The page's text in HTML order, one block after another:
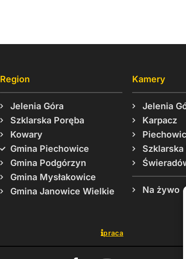
Region
Jelenia Góra
Szklarska Poręba
Kowary
Gmina Piechowice
Gmina Podgórzyn
Gmina Mysłakowice
Gmina Janowice Wielkie
Kamery
Jelenia
Karpacz
Szklarska
Na żywo
praca